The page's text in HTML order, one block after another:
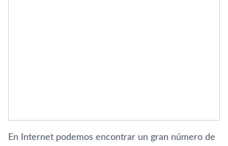
En Internet podemos encontrar un gran número de